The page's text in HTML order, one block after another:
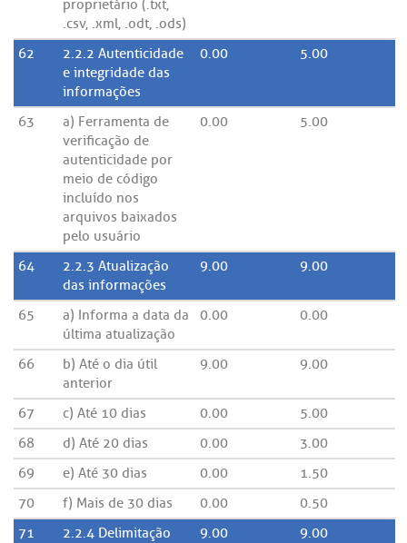
proprietário (.txt,
.csv, .xml, .odt, .ods)
62
2.2.2 Autenticidade
e integridade das
informações
0.00 5.00
63
a) Ferramenta de
verificação de
autenticidade por
meio de código
incluído nos
arquivos baixados
pelo usuário
0.00 5.00
64
2.2.3 Atualização
das informações
9.00 9.00
65
a) Informa a data da
última atualização
0.00 0.00
66
b) Até o dia útil
anterior
9.00 9.00
67 c) Até 10 dias 0.00
5.00
68
d) Até 20 dias 0.00
3.00
69
e) Até 30 dias 0.00
1.50
70
f) Mais de 30 dias 0.00
0.50
71
2.2.4 Delimitação
9.00 9.00